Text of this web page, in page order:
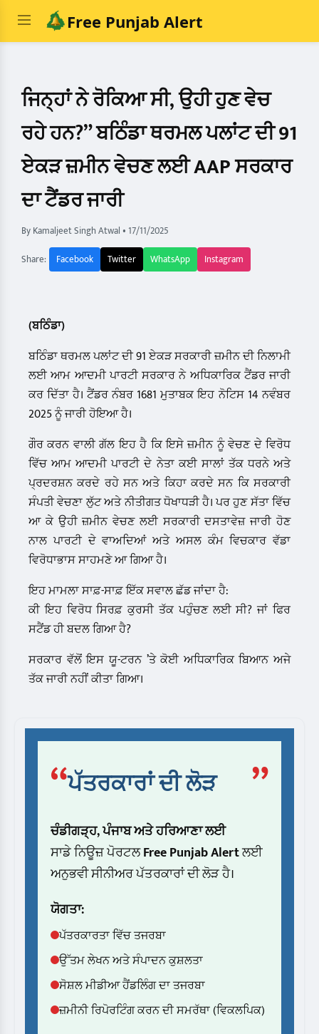
Free Punjab Alert
ਜਿਨ੍ਹਾਂ ਨੇ ਰੋਕਿਆ ਸੀ, ਉਹੀ ਹੁਣ ਵੇਚ
ਰਹੇ ਹਨ?” ਬਠਿੰਡਾ ਥਰਮਲ ਪਲਾਂਟ ਦੀ 91
ਏਕੜ ਜ਼ਮੀਨ ਵੇਚਣ ਲਈ AAP ਸਰਕਾਰ
ਦਾ ਟੈਂਡਰ ਜਾਰੀ
By Kamaljeet Singh Atwal •17/11/2025
Share:
Facebook Twitter WhatsApp Instagram
(ਬਠਿੰਡਾ)
ਬਠਿੰਡਾ ਥਰਮਲ ਪਲਾਂਟ ਦੀ 91 ਏਕੜ ਸਰਕਾਰੀ ਜ਼ਮੀਨ ਦੀ ਨਿਲਾਮੀ
ਲਈ ਆਮ ਆਦਮੀ ਪਾਰਟੀ ਸਰਕਾਰ ਨੇ ਅਧਿਕਾਰਿਕ ਟੈਂਡਰ ਜਾਰੀ
ਕਰ ਦਿੱਤਾ ਹੈ। ਟੈਂਡਰ ਨੰਬਰ 1681 ਮੁਤਾਬਕ ਇਹ ਨੋਟਿਸ 14 ਨਵੰਬਰ
2025 ਨੂੰ ਜਾਰੀ ਹੋਇਆ ਹੈ।
ਗੌਰ ਕਰਨ ਵਾਲੀ ਗੱਲ ਇਹ ਹੈ ਕਿ ਇਸੇ ਜ਼ਮੀਨ ਨੂੰ ਵੇਚਣ ਦੇ ਵਿਰੋਧ
ਵਿੱਚ ਆਮ ਆਦਮੀ ਪਾਰਟੀ ਦੇ ਨੇਤਾ ਕਈ ਸਾਲਾਂ ਤੱਕ ਧਰਨੇ ਅਤੇ
ਪ੍ਰਦਰਸ਼ਨ ਕਰਦੇ ਰਹੇ ਸਨ ਅਤੇ ਕਿਹਾ ਕਰਦੇ ਸਨ ਕਿ ਸਰਕਾਰੀ
ਸੰਪਤੀ ਵੇਚਣਾ ਲੁੱਟ ਅਤੇ ਨੀਤੀਗਤ ਧੋਖਾਧੜੀ ਹੈ। ਪਰ ਹੁਣ ਸੱਤਾ ਵਿੱਚ
ਆ ਕੇ ਉਹੀ ਜ਼ਮੀਨ ਵੇਚਣ ਲਈ ਸਰਕਾਰੀ ਦਸਤਾਵੇਜ਼ ਜਾਰੀ ਹੋਣ
ਨਾਲ ਪਾਰਟੀ ਦੇ ਵਾਅਦਿਆਂ ਅਤੇ ਅਸਲ ਕੰਮ ਵਿਚਕਾਰ ਵੱਡਾ
ਵਿਰੋਧਾਭਾਸ ਸਾਹਮਣੇ ਆ ਗਿਆ ਹੈ।
ਇਹ ਮਾਮਲਾ ਸਾਫ਼-ਸਾਫ਼ ਇੱਕ ਸਵਾਲ ਛੱਡ ਜਾਂਦਾ ਹੈ:
ਕੀ ਇਹ ਵਿਰੋਧ ਸਿਰਫ਼ ਕੁਰਸੀ ਤੱਕ ਪਹੁੰਚਣ ਲਈ ਸੀ? ਜਾਂ ਫਿਰ
ਸਟੈਂਡ ਹੀ ਬਦਲ ਗਿਆ ਹੈ?
ਸਰਕਾਰ ਵੱਲੋਂ ਇਸ ਯੂ-ਟਰਨ ’ਤੇ ਕੋਈ ਅਧਿਕਾਰਿਕ ਬਿਆਨ ਅਜੇ
ਤੱਕ ਜਾਰੀ ਨਹੀਂ ਕੀਤਾ ਗਿਆ।
“ਪੱਤਰਕਾਰਾਂ ਦੀ ਲੋੜ ”
ਚੰਡੀਗੜ੍ਹ, ਪੰਜਾਬ ਅਤੇ ਹਰਿਆਣਾ ਲਈ
ਸਾਡੇ ਨਿਊਜ਼ ਪੋਰਟਲFree Punjab Alertਲਈ
ਅਨੁਭਵੀ ਸੀਨੀਅਰ ਪੱਤਰਕਾਰਾਂ ਦੀ ਲੋੜ ਹੈ।
ਯੋਗਤਾ:
ਪੱਤਰਕਾਰਤਾ ਵਿੱਚ ਤਜਰਬਾ
ਉੱਤਮ ਲੇਖਨ ਅਤੇ ਸੰਪਾਦਨ ਕੁਸ਼ਲਤਾ
ਸੋਸ਼ਲ ਮੀਡੀਆ ਹੈਂਡਲਿੰਗ ਦਾ ਤਜਰਬਾ
ਜ਼ਮੀਨੀ ਰਿਪੋਰਟਿੰਗ ਕਰਨ ਦੀ ਸਮਰੱਥਾ (ਵਿਕਲਪਿਕ)